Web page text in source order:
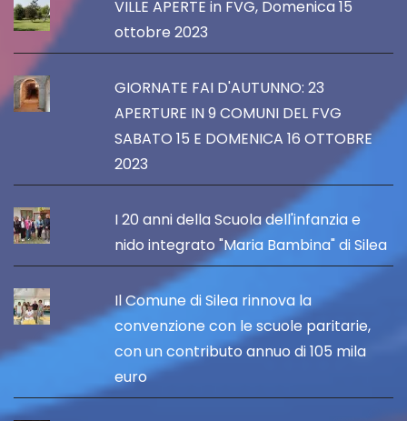
VILLE APERTE in FVG, Domenica 15
ottobre 2023
GIORNATE FAI D'AUTUNNO: 23
APERTURE IN 9 COMUNI DEL FVG
SABATO 15 E DOMENICA 16 OTTOBRE
2023
I 20 anni della Scuola dell'infanzia e
nido integrato "Maria Bambina" di Silea
Il Comune di Silea rinnova la
convenzione con le scuole paritarie,
con un contributo annuo di 105 mila
euro